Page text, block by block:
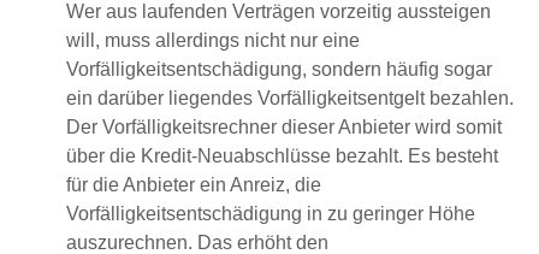
Wer aus laufenden Verträgen vorzeitig aussteigen
will, muss allerdings nicht nur eine
Vorfälligkeitsentschädigung, sondern häufig sogar
ein darüber liegendes Vorfälligkeitsentgelt bezahlen.
Der Vorfälligkeitsrechner dieser Anbieter wird somit
über die Kredit-Neuabschlüsse bezahlt. Es besteht
für die Anbieter ein Anreiz, die
Vorfälligkeitsentschädigung in zu geringer Höhe
auszurechnen. Das erhöht den